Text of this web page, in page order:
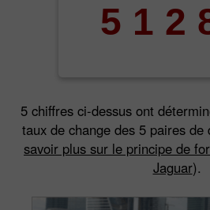
5 1 2
5 chiffres ci-dessus ont
taux de change des 5 paires de
savoir plus sur le principe de
Jaguar).